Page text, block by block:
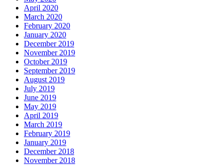
April 2020
March 2020
February 2020
January 2020
December 2019
November 2019
October 2019
September 2019
August 2019
July 2019
June 2019
May 2019
April 2019
March 2019
February 2019
January 2019
December 2018
November 2018